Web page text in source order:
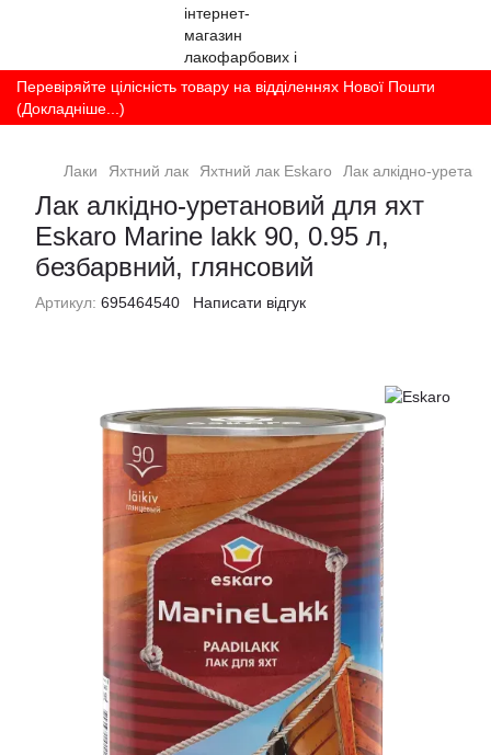
Перевіряйте цілісність товару на відділеннях Нової Пошти
(Докладніше...)
Лаки Яхтний лак Яхтний лак Eskaro Лак алкідно-
Лак алкідно-уретановий для яхт
Eskaro Marine lakk 90, 0.95 л,
безбарвний, глянсовий
Артикул: 695464540 Написати відгук